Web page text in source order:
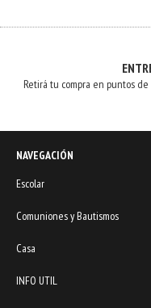
Retirá tu compra en puntos
NAVEGACIÓN
Escolar
Comuniones y Bautismos
Casa
INFO UTIL